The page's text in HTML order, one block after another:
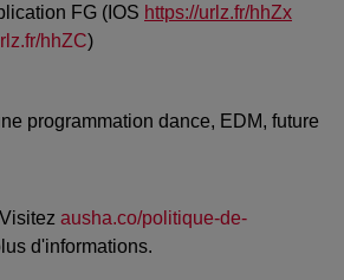
FG (IOS https://urlz.fr/hhZx
hhZC)
programmation dance, EDM, future
ausha.co/politique-de-
d'informations.